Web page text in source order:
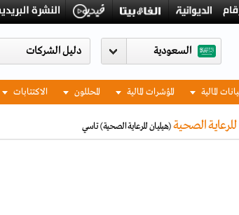
السعودية
المالية المؤشرات المالية المحللون الاكتتابات
الصحية (هيليان للرعاية الصحية)تاسي